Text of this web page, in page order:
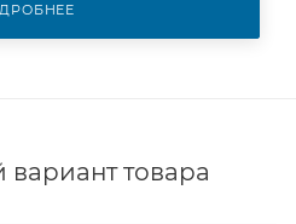
товара